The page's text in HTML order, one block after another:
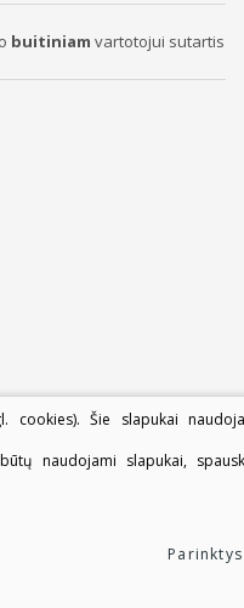
buitiniam vartotojui sutartis
cookies). Šie slapukai
naudojami slapukai,
Parinktys